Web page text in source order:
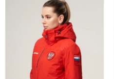
Ханты-Мансийский автономный округ (3)
Челябинская область (2)
Ямало-Ненецкий автономный округ (1)
Ярославская область (1)